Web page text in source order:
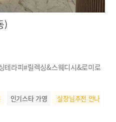
)
테라피#릴렉싱&스웨디시&로미로
인기스타 가영 실장님추천 안나